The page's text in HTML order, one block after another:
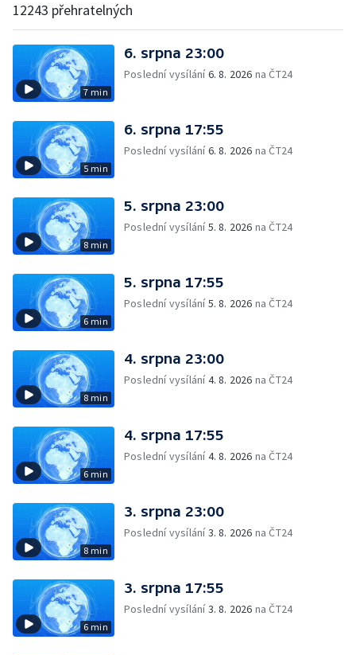
12243 přehratelných
7 min
6. srpna 23:00
Poslední vysílání6. 8. 2026 na ČT24
5 min
6. srpna 17:55
Poslední vysílání6. 8. 2026 na ČT24
8 min
5. srpna 23:00
Poslední vysílání5. 8. 2026 na ČT24
6 min
5. srpna 17:55
Poslední vysílání5. 8. 2026 na ČT24
8 min
4. srpna 23:00
Poslední vysílání4. 8. 2026 na ČT24
6 min
4. srpna 17:55
Poslední vysílání4. 8. 2026 na ČT24
8 min
3. srpna 23:00
Poslední vysílání3. 8. 2026 na ČT24
6 min
3. srpna 17:55
Poslední vysílání3. 8. 2026 na ČT24